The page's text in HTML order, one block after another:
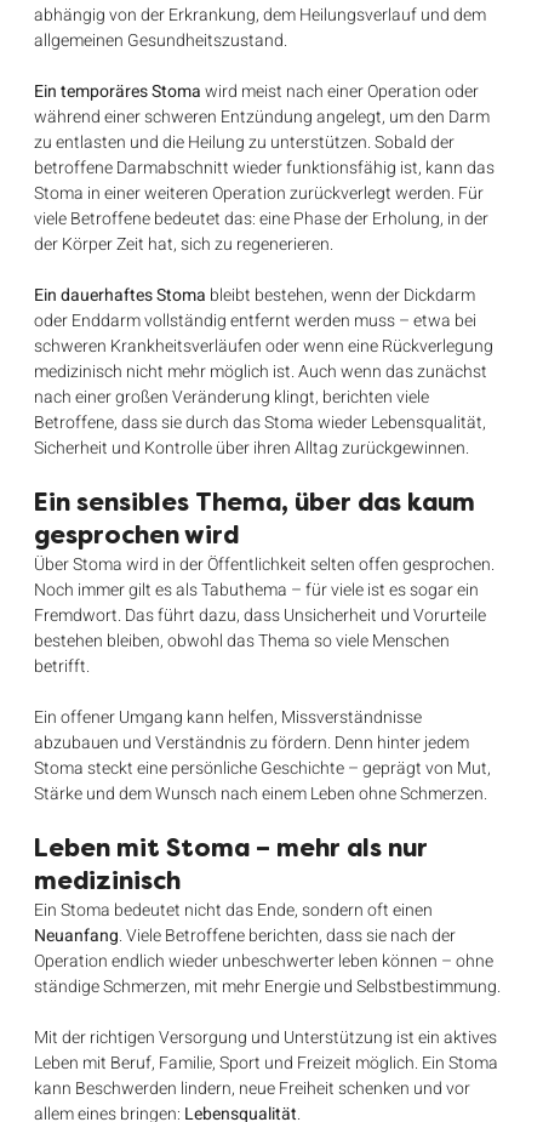
abhängig von der Erkrankung, dem Heilungsverlauf und dem
allgemeinen Gesundheitszustand.
Ein temporäres Stoma wird meist nach einer Operation oder
während einer schweren Entzündung angelegt, um den Darm
zu entlasten und die Heilung zu unterstützen. Sobald der
betroffene Darmabschnitt wieder funktionsfähig ist, kann das
Stoma in einer weiteren Operation zurückverlegt werden. Für
viele Betroffene bedeutet das: eine Phase der Erholung, in der
der Körper Zeit hat, sich zu regenerieren.
Ein dauerhaftes Stoma bleibt bestehen, wenn der Dickdarm
oder Enddarm vollständig entfernt werden muss – etwa bei
schweren Krankheitsverläufen oder wenn eine Rückverlegung
medizinisch nicht mehr möglich ist. Auch wenn das zunächst
nach einer großen Veränderung klingt, berichten viele
Betroffene, dass sie durch das Stoma wieder Lebensqualität,
Sicherheit und Kontrolle über ihren Alltag zurückgewinnen.
Ein sensibles Thema, über das kaum
gesprochen wird
Über Stoma wird in der Öffentlichkeit selten offen gesprochen.
Noch immer gilt es als Tabuthema – für viele ist es sogar ein
Fremdwort. Das führt dazu, dass Unsicherheit und Vorurteile
bestehen bleiben, obwohl das Thema so viele Menschen
betrifft.
Ein offener Umgang kann helfen, Missverständnisse
abzubauen und Verständnis zu fördern. Denn hinter jedem
Stoma steckt eine persönliche Geschichte – geprägt von Mut,
Stärke und dem Wunsch nach einem Leben ohne Schmerzen.
Leben mit Stoma – mehr als nur
medizinisch
Ein Stoma bedeutet nicht das Ende, sondern oft einen
Neuanfang. Viele Betroffene berichten, dass sie nach der
Operation endlich wieder unbeschwerter leben können – ohne
ständige Schmerzen, mit mehr Energie und Selbstbestimmung.
Mit der richtigen Versorgung und Unterstützung ist ein aktives
Leben mit Beruf, Familie, Sport und Freizeit möglich. Ein Stoma
kann Beschwerden lindern, neue Freiheit schenken und vor
allem eines bringen: Lebensqualität.